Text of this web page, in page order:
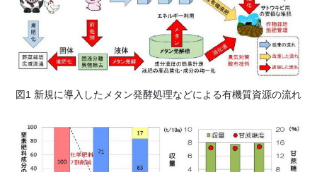
図1 新規に導入したメタン発酵処理などによる有機質資源の流れ